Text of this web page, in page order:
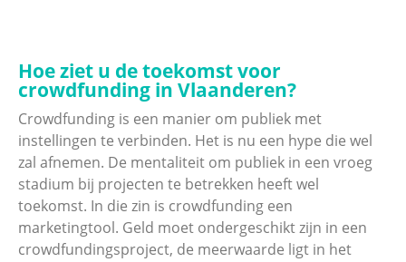
Hoe ziet u de toekomst voor
crowdfunding in Vlaanderen?
Crowdfunding is een manier om publiek met
instellingen te verbinden. Het is nu een hype die wel
zal afnemen. De mentaliteit om publiek in een vroeg
stadium bij projecten te betrekken heeft wel
toekomst. In die zin is crowdfunding een
marketingtool. Geld moet ondergeschikt zijn in een
crowdfundingsproject, de meerwaarde ligt in het